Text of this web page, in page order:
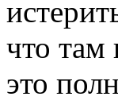
что там
это